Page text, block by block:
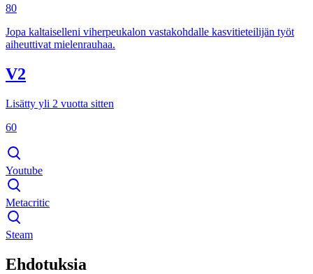
80
Jopa kaltaiselleni viherpeukalon vastakohdalle kasvitieteilijän työt
aiheuttivat mielenrauhaa.
V2
Lisätty yli 2 vuotta sitten
60
Youtube
Metacritic
Steam
Ehdotuksia